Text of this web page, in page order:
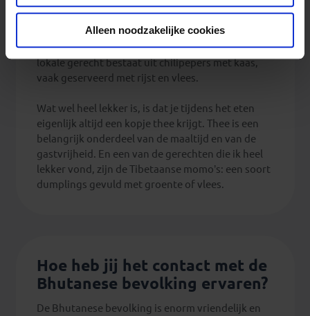
Alleen noodzakelijke cookies
gerechten zijn
voornamelijk
gebaseerd op rijst, groenten en chilipepers. Het
lokale gerecht bestaat uit chilipepers met kaas,
vaak geserveerd met rijst en vlees.
Wat wel heel lekker is, is dat je tijdens het eten
eigenlijk altijd een kopje thee krijgt. Thee is een
belangrijk onderdeel van de maaltijd en van de
gastvrijheid. En een van de gerechten die ik heel
lekker vond, zijn de Tibetaanse momo’s: een soort
dumplings gevuld met groente of vlees.
Hoe heb jij het contact met de
Bhutanese bevolking ervaren?
De Bhutanese bevolking is enorm vriendelijk en